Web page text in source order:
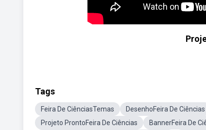
Tags
Feira De CiênciasTemas DesenhoFeira De Ciências
Projeto ProntoFeira De Ciências
BannerFeira De